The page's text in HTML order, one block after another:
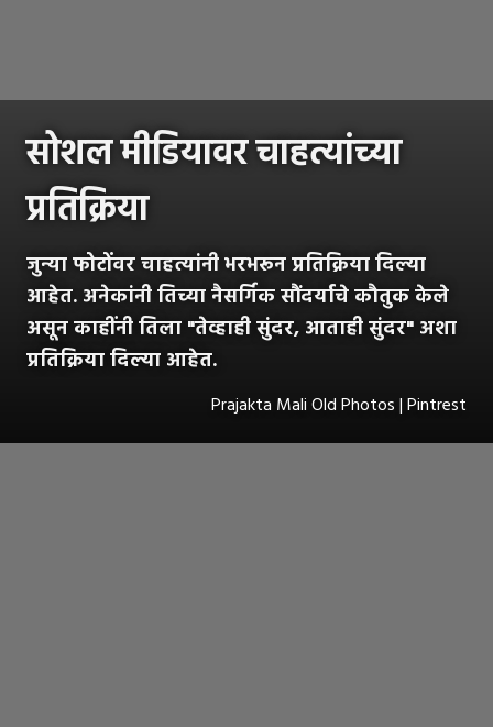
सोशल मीडियावर चाहत्यांच्या
प्रतिक्रिया
जुन्या फोटोंवर चाहत्यांनी भरभरून प्रतिक्रिया दिल्या
आहेत. अनेकांनी तिच्या नैसर्गिक सौंदर्याचे कौतुक केले
असून काहींनी तिला "तेव्हाही सुंदर, आताही सुंदर" अशा
प्रतिक्रिया दिल्या आहेत.
Prajakta Mali Old Photos | Pintrest